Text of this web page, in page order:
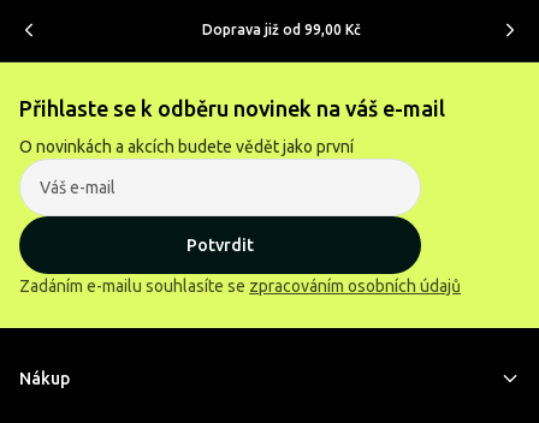
Doprava již od 99,00 Kč
Přihlaste se k odběru novinek na váš e-mail
O novinkách a akcích budete vědět jako první
Potvrdit
Zadáním e-mailu souhlasíte se zpracováním osobních údajů
Nákup